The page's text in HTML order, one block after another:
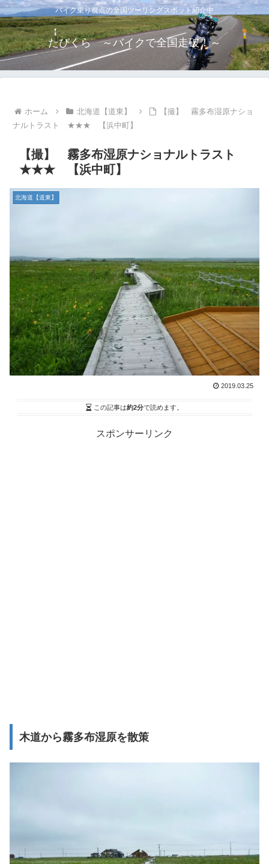
バイク乗り視点の全国ツーリングスポット紹介中
たびくら ～バイクで全国走破！～
ホーム 北海道【道東】
【撮】 霧多布湿原ナショ
ナルトラスト ★★★ 【浜中町】
【撮】 霧多布湿原ナショナルトラスト
★★★ 【浜中町】
北海道【道東】
2019.03.25
この記事は約2分で読めます。
スポンサーリンク
木道から霧多布湿原を散策